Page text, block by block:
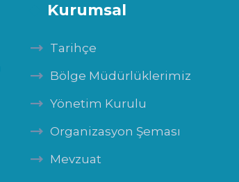
Kurumsal
Tarihçe
Bölge Müdürlüklerimiz
Yönetim Kurulu
Organizasyon Şeması
Mevzuat